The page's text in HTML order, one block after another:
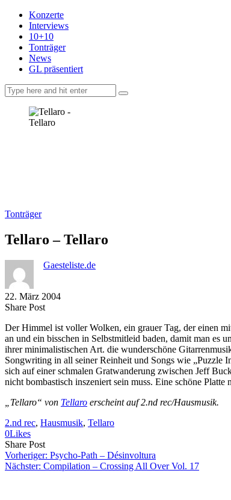
Konzerte
Interviews
10+10
Tonträger
News
GL präsentiert
Tonträger
Tellaro – Tellaro
Gaesteliste.de
22. März 2004
Share PostShare
Facebook
Copy
to
clipboard
Send
via
eMail
Der Himmel ist voller Wolken, ein grauer Tag, der einen
an und ein bisschen in Selbstmitleid baden, damit man es
ihrer minimalistischen Art. die wunderschöne
Songwriting in all seiner Reinheit und Songs wie „Puzzle
sich auf einer schmalen Gratwanderung zwischen Jeff
nicht bombastisch inszeniert sein muss. Eine schöne
„Tellaro“ von Tellaro erscheint auf 2.nd rec/Hausmusik.
2.nd rec, Hausmusik, Tellaro
0Likes
Share PostShare
on
Facebook
Copy
URL
to
Send
Link
via
Vorheriger: Psycho-Path – Désinvoltura
Nächster: Compilation – Crossing All Over Vol. 17